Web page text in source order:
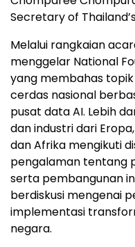
Secretary of
Melalui rangkaian
menggelar National
yang membahas
cerdas nasional
pusat data AI. Lebih
dan industri dari
dan Afrika mengikuti
pengalaman tentang
serta pembangunan
berdiskusi mengenai
implementasi
negara.